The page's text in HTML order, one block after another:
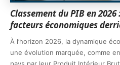
Classement du PIB en
facteurs économiques
À l’horizon 2026, la dynamique
une évolution marquée, comme
pays par leur Produit Intérieur Brut